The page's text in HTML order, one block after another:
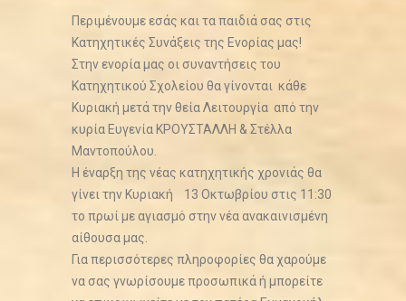
Περιμένουμε εσάς και τα παιδιά σας στις
Κατηχητικές Συνάξεις της Ενορίας μας!
Στην ενορία μας οι συναντήσεις του
Κατηχητικού Σχολείου θα γίνονται κάθε
Κυριακή μετά την θεία Λειτουργία από την
κυρία Ευγενία ΚΡΟΥΣΤΑΛΛΗ & Στέλλα
Μαντοπούλου.
Η έναρξη της νέας κατηχητικής χρονιάς θα
γίνει την Κυριακή 13 Οκτωβρίου στις 11:30
το πρωί με αγιασμό στην νέα ανακαινισμένη
αίθουσα μας.
Για περισσότερες πληροφορίες θα χαρούμε
να σας γνωρίσουμε προσωπικά ή μπορείτε